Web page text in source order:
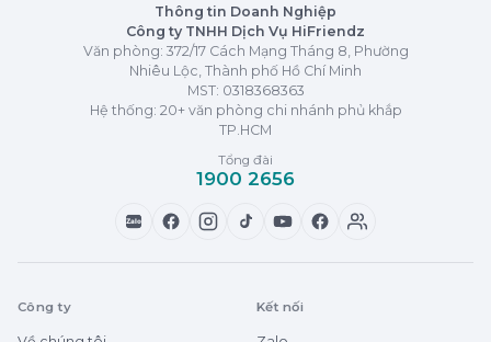
Thông tin Doanh Nghiệp
Công ty TNHH Dịch Vụ HiFriendz
Văn phòng: 372/17 Cách Mạng Tháng 8, Phường
Nhiêu Lộc, Thành phố Hồ Chí Minh
MST: 0318368363
Hệ thống: 20+ văn phòng chi nhánh phủ khắp
TP.HCM
Tổng đài
1900 2656
Zalo
Công ty Kết nối